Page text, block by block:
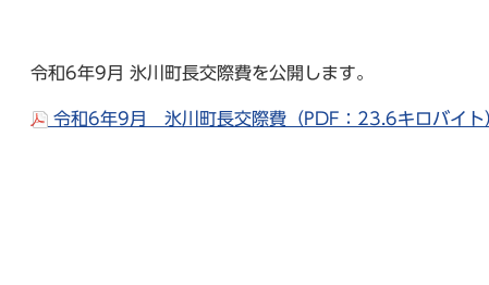
令和6年9月 氷川町長交際費を公開します。
令和6年9月 氷川町長交際費（PDF：23.6キロバイト